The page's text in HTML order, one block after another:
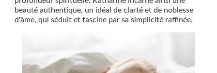
beauté authentique, un idéal de clarté et de noblesse
d'âme, qui séduit et fascine par sa simplicité raffinée.